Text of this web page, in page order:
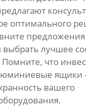
оптимального
предложения
лучшее
что
ящики
вашего